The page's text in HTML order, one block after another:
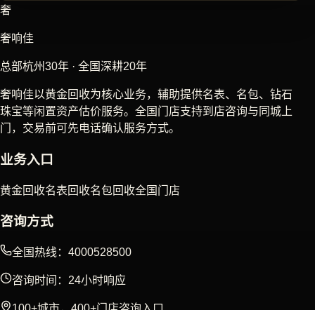
奢
奢响佳
总部杭州30年 · 全国深耕20年
奢响佳以黄金回收为核心业务，辅助提供名表、名包、钻石
珠宝等闲置资产估价服务。全国门店支持到店咨询与同城上
门，交易前可先电话确认服务方式。
业务入口
黄金回收名表回收名包回收全国门店
咨询方式
全国热线：4000528500
咨询时间：24小时响应